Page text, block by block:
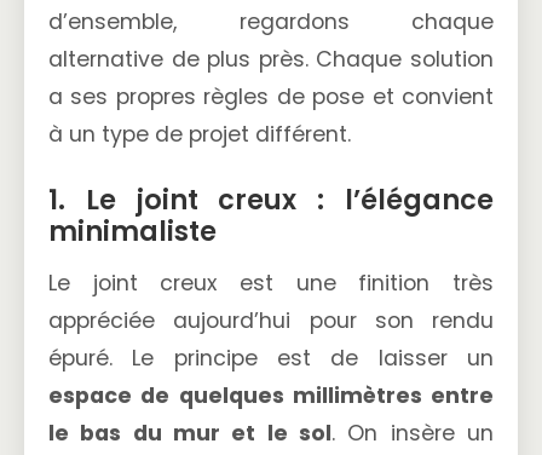
d’ensemble, regardons chaque
alternative de plus près. Chaque solution
a ses propres règles de pose et convient
à un type de projet différent.
1. Le joint creux : l’élégance
minimaliste
Le joint creux est une finition très
appréciée aujourd’hui pour son rendu
épuré. Le principe est de laisser un
espace de quelques millimètres entre
le bas du mur et le sol. On insère un